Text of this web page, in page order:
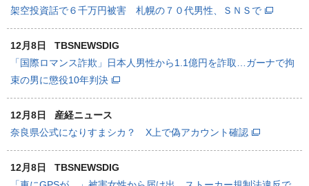
架空投資話で６千万円被害 札幌の７０代男性、ＳＮＳで
12月8日
TBSNEWSDIG
「国際ロマンス詐欺」日本人男性から1.1億円を詐取…ガーナで拘
束の男に懲役10年判決
12月8日
産経ニュース
奈良県公式になりすまシカ？ X上で偽アカウント確認
12月8日
TBSNEWSDIG